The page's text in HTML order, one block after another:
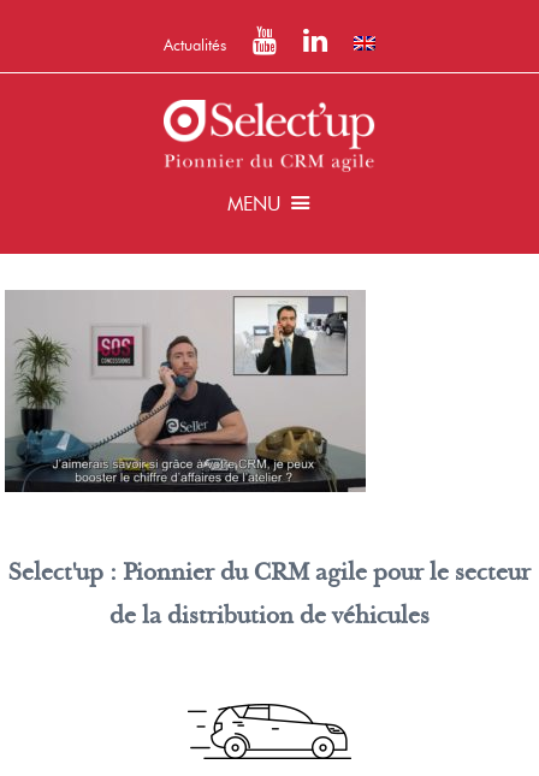
Actualités
MENU
Select'up : Pionnier du CRM agile pour le secteur
de la distribution de véhicules